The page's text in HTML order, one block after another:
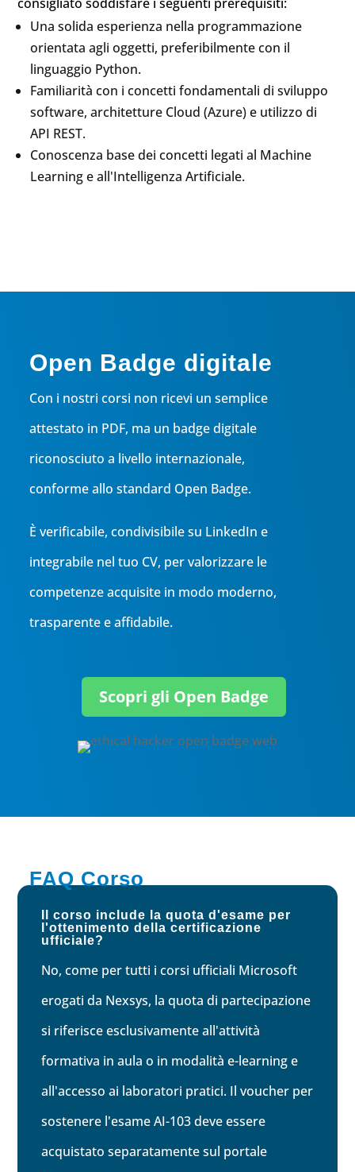
Una solida esperienza nella programmazione
orientata agli oggetti, preferibilmente con il
linguaggio Python.
Familiarità con i concetti fondamentali di sviluppo
software, architetture Cloud (Azure) e utilizzo di
API REST.
Conoscenza base dei concetti legati al Machine
Learning e all'Intelligenza Artificiale.
Open Badge digitale
Con i nostri corsi non ricevi un semplice
attestato in PDF, ma un badge digitale
riconosciuto a livello internazionale,
conforme allo standard Open Badge.
È verificabile, condivisibile su LinkedIn e
integrabile nel tuo CV, per valorizzare le
competenze acquisite in modo moderno,
trasparente e affidabile.
Scopri gli Open Badge
FAQ Corso
Il corso include la quota d'esame per
l'ottenimento della certificazione
ufficiale?
No, come per tutti i corsi ufficiali Microsoft
erogati da Nexsys, la quota di partecipazione
si riferisce esclusivamente all'attività
formativa in aula o in modalità e-learning e
all'accesso ai laboratori pratici. Il voucher per
sostenere l'esame AI-103 deve essere
acquistato separatamente sul portale